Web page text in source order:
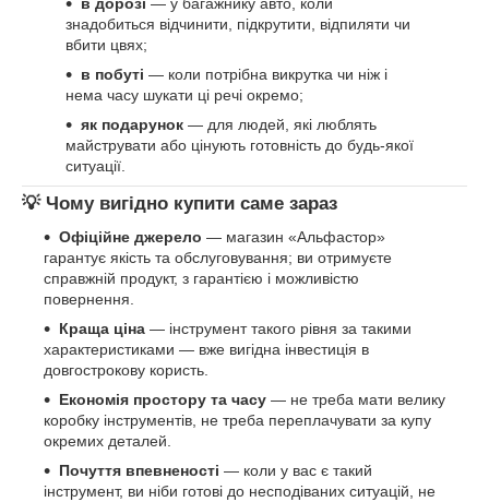
в дорозі — у багажнику авто, коли
знадобиться відчинити, підкрутити, відпиляти чи
вбити цвях;
в побуті — коли потрібна викрутка чи ніж і
нема часу шукати ці речі окремо;
як подарунок — для людей, які люблять
майструвати або цінують готовність до будь-якої
ситуації.
💡 Чому вигідно купити саме зараз
Офіційне джерело — магазин «Альфастор»
гарантує якість та обслуговування; ви отримуєте
справжній продукт, з гарантією і можливістю
повернення.
Краща ціна — інструмент такого рівня за такими
характеристиками — вже вигідна інвестиція в
довгострокову користь.
Економія простору та часу — не треба мати велику
коробку інструментів, не треба переплачувати за купу
окремих деталей.
Почуття впевненості — коли у вас є такий
інструмент, ви ніби готові до несподіваних ситуацій, не